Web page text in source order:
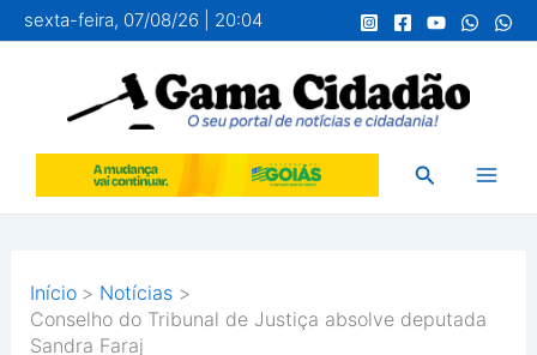
para
conteúdo
sexta-feira, 07/08/26 | 20:04
Pesquisar
Início
Notícias
Conselho do Tribunal de Justiça absolve deputada
Sandra Faraj